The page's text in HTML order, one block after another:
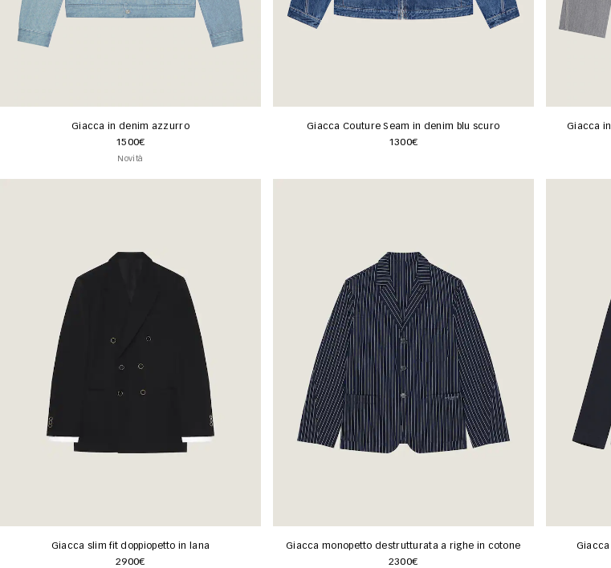
Giacca in denim azzurro
1500€
Novità
Giacca Couture Seam in denim blu scuro
1300€
Giacca
Giacca slim fit doppiopetto in lana
2900€
Giacca monopetto destrutturata a righe in cotone
2300€